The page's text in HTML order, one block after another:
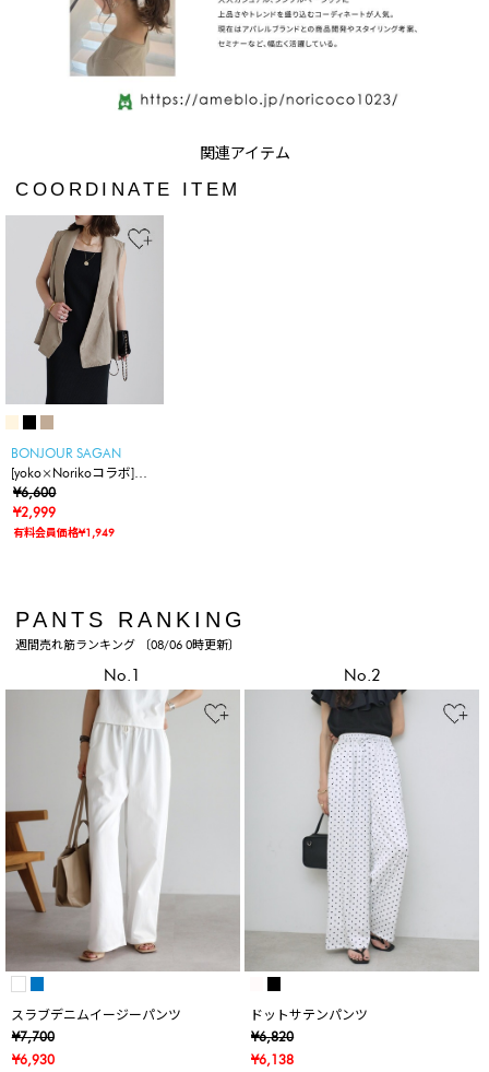
COORDINATE ITEM
BONJOUR SAGAN
[yoko×Norikoコラボ]カ
シュクールシアーベスト
¥6,600
¥2,999
有料会員価格¥1,949
PANTS RANKING
週間売れ筋ランキング 〔08/06 0時更新〕
No.1
スラブデニムイージーパンツ
¥7,700
¥6,930
No.2
ドットサテンパンツ
¥6,820
¥6,138